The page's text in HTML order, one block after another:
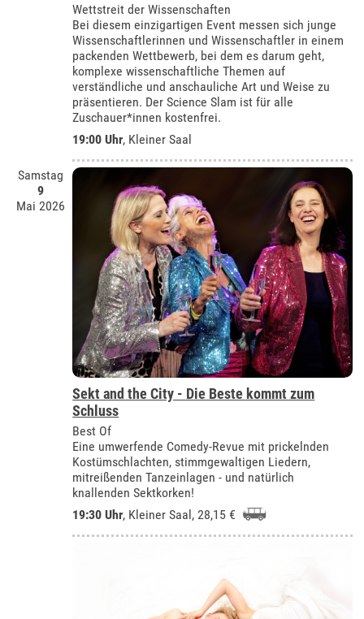
Wettstreit der Wissenschaften
Bei diesem einzigartigen Event messen sich junge
Wissenschaftlerinnen und Wissenschaftler in einem
packenden Wettbewerb, bei dem es darum geht,
komplexe wissenschaftliche Themen auf
verständliche und anschauliche Art und Weise zu
präsentieren. Der Science Slam ist für alle
Zuschauer*innen kostenfrei.
19:00 Uhr, Kleiner Saal
Samstag
9
Mai 2026
Sekt and the City - Die Beste kommt zum
Schluss
Best Of
Eine umwerfende Comedy-Revue mit prickelnden
Kostümschlachten, stimmgewaltigen Liedern,
mitreißenden Tanzeinlagen - und natürlich
knallenden Sektkorken!
19:30 Uhr, Kleiner Saal, 28,15 €